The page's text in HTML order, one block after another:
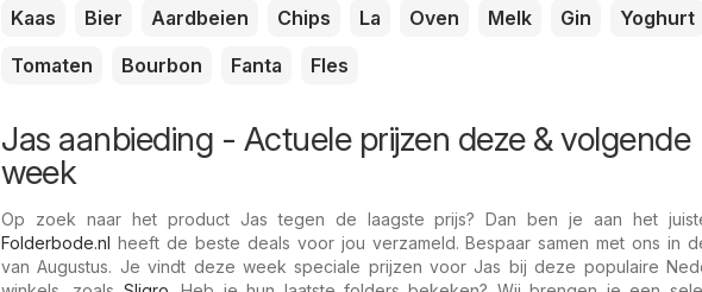
Kaas Bier Aardbeien Chips La Oven Melk Gin
Yoghurt
Tomaten
Bourbon Fanta Fles
Jas aanbieding - Actuele prijzen deze & volgende
week
Op zoek naar het product Jas tegen de laagste prijs? Dan ben je aan het
Folderbode.nl heeft de beste deals voor jou verzameld. Bespaar samen met ons in
van Augustus. Je vindt deze week speciale prijzen voor Jas bij deze populaire